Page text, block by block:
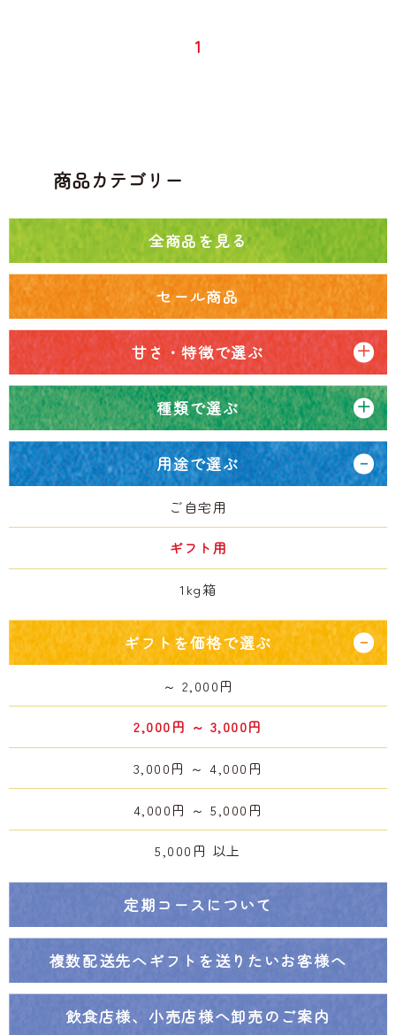
1
商品カテゴリー
全商品を見る
セール商品
甘さ・特徴で選ぶ
種類で選ぶ
用途で選ぶ
ご自宅用
ギフト用
1kg箱
ギフトを価格で選ぶ
～ 2,000円
2,000円 ～ 3,000円
3,000円 ～ 4,000円
4,000円 ～ 5,000円
5,000円 以上
定期コースについて
複数配送先へギフトを送りたいお客様へ
飲食店様、小売店様へ卸売のご案内